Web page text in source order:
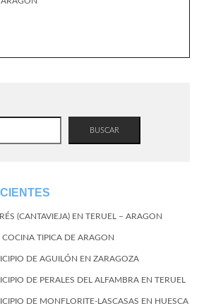
BUSCAR
(CANTAVIEJA) EN TERUEL – ARAGON
TIPICA DE ARAGON
DE AGUILÓN EN ZARAGOZA
DE PERALES DEL ALFAMBRA EN TERUEL
DE MONFLORITE-LASCASAS EN HUESCA